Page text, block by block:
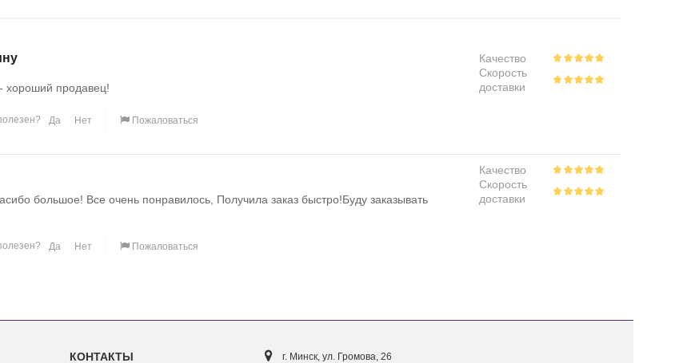
хороший продавец!
Качество
Скорость
доставки
Да Нет Пожаловаться
большое! Все очень понравилось, Получила заказ быстро!Буду заказывать
Качество
Скорость
доставки
Да Нет Пожаловаться
КОНТАКТЫ г. Минск, ул. Громова, 26